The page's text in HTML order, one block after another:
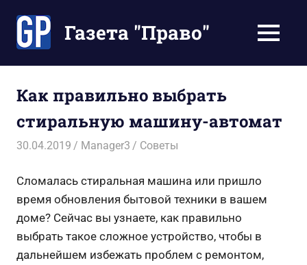
содержимомуГазета "Право"
экономят
Ваше
время
МЕНЮ
Как правильно выбрать
стиральную машину-автомат
30.04.2019 Manager3 Советы
Сломалась стиральная машина или пришло
время обновления бытовой техники в вашем
доме? Сейчас вы узнаете, как правильно
выбрать такое сложное устройство, чтобы в
дальнейшем избежать проблем с ремонтом,